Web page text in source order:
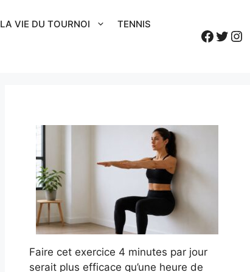
LA VIE DU TOURNOI TENNIS
Faire cet exercice 4 minutes par jour
serait plus efficace qu’une heure de